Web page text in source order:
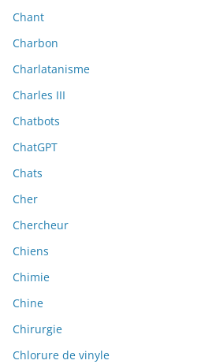
Chant
Charbon
Charlatanisme
Charles III
Chatbots
ChatGPT
Chats
Cher
Chercheur
Chiens
Chimie
Chine
Chirurgie
Chlorure de vinyle